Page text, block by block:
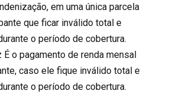
em uma única parcela
que ficar inválido total e
o período de cobertura.
É o pagamento de renda mensal
caso ele fique inválido total e
o período de cobertura.